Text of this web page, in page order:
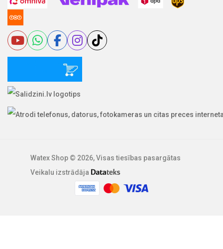
Watex Shop © 2026, Visas tiesības pasargātas
Veikalu izstrādāja